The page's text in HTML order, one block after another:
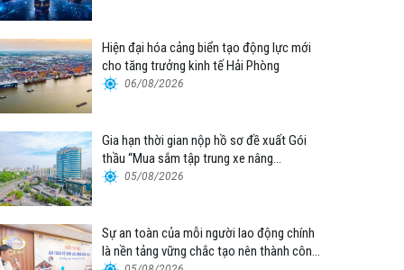
Hiện đại hóa cảng biển tạo động lực mới
cho tăng trưởng kinh tế Hải Phòng
06/08/2026
Gia hạn thời gian nộp hồ sơ đề xuất Gói
thầu “Mua sắm tập trung xe nâng
container thuộc Tổng công ty Hàng hải
05/08/2026
Sự an toàn của mỗi người lao động chính
là nền tảng vững chắc tạo nên thành công